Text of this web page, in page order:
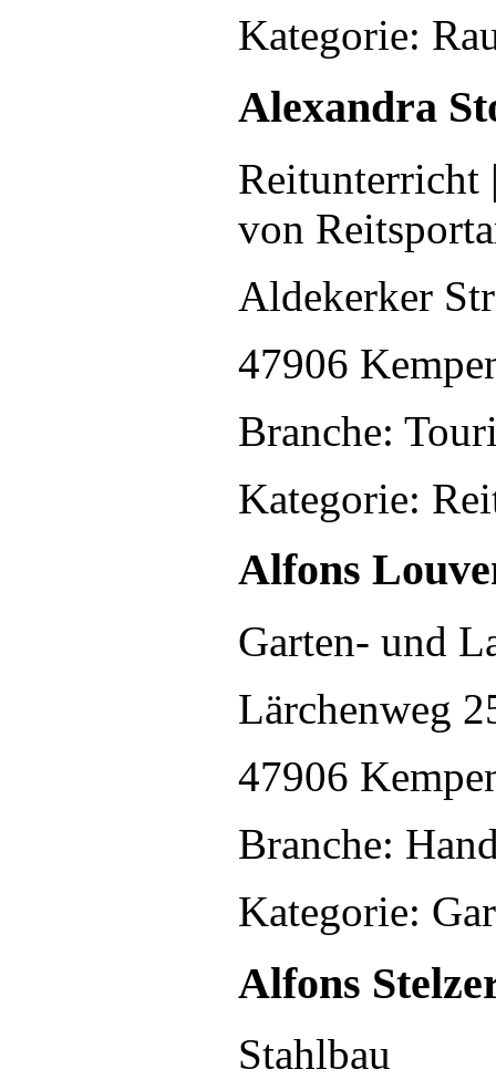
Kategorie:
Alexandra
Reitunterricht
von
Aldekerker
47906
Branche:
Kategorie:
Alfons
Garten- und
Lärchenweg
47906
Branche:
Kategorie:
Alfons
Stahlbau